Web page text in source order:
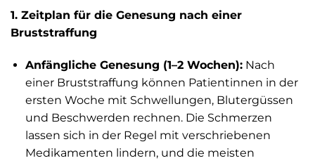
1. Zeitplan für die Genesung nach einer
Bruststraffung
Anfängliche Genesung (1–2 Wochen):Nach
einer Bruststraffung können Patientinnen in der
ersten Woche mit Schwellungen, Blutergüssen
und Beschwerden rechnen. Die Schmerzen
lassen sich in der Regel mit verschriebenen
Medikamenten lindern, und die meisten